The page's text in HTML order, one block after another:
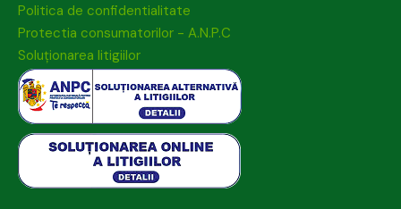
Politica de confidentialitate
Protectia consumatorilor - A.N.P.C
Soluționarea litigiilor